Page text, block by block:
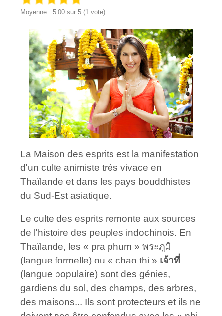
Moyenne : 5.00 sur 5 (1 vote)
La Maison des esprits est la manifestation
d'un culte animiste très vivace en
Thaïlande et dans les pays bouddhistes
du Sud-Est asiatique.
Le culte des esprits remonte aux sources
de l'histoire des peuples indochinois. En
Thaïlande, les « pra phum » พระภูมิ
(langue formelle) ou « chao thi » เจ้าที่
(langue populaire) sont des génies,
gardiens du sol, des champs, des arbres,
des maisons... Ils sont protecteurs et ils ne